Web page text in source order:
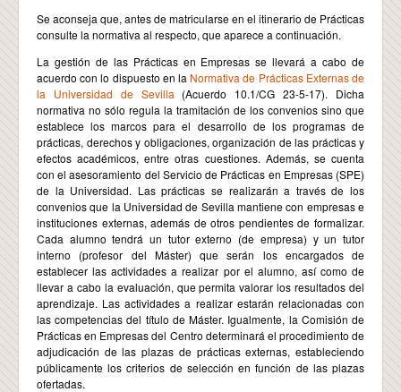
Se aconseja que, antes de matricularse en el itinerario de Prácticas
consulte la normativa al respecto, que aparece a continuación.
La gestión de las Prácticas en Empresas se llevará a cabo de
acuerdo con lo dispuesto en la Normativa de Prácticas Externas de
la Universidad de Sevilla (Acuerdo 10.1/CG 23-5-17). Dicha
normativa no sólo regula la tramitación de los convenios sino que
establece los marcos para el desarrollo de los programas de
prácticas, derechos y obligaciones, organización de las prácticas y
efectos académicos, entre otras cuestiones. Además, se cuenta
con el asesoramiento del Servicio de Prácticas en Empresas (SPE)
de la Universidad. Las prácticas se realizarán a través de los
convenios que la Universidad de Sevilla mantiene con empresas e
instituciones externas, además de otros pendientes de formalizar.
Cada alumno tendrá un tutor externo (de empresa) y un tutor
interno (profesor del Máster) que serán los encargados de
establecer las actividades a realizar por el alumno, así como de
llevar a cabo la evaluación, que permita valorar los resultados del
aprendizaje. Las actividades a realizar estarán relacionadas con
las competencias del título de Máster. Igualmente, la Comisión de
Prácticas en Empresas del Centro determinará el procedimiento de
adjudicación de las plazas de prácticas externas, estableciendo
públicamente los criterios de selección en función de las plazas
ofertadas.